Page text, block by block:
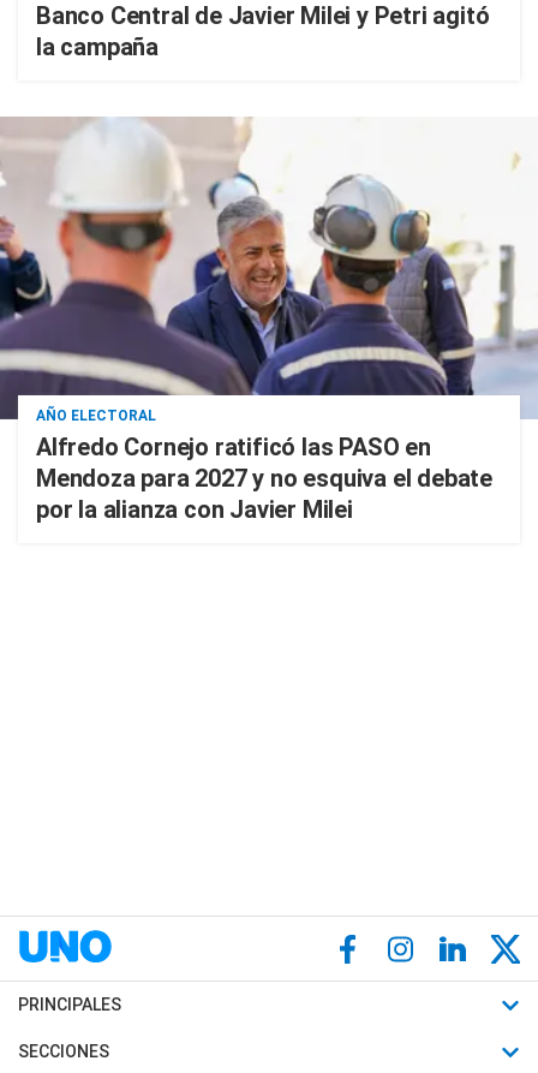
Banco Central de Javier Milei y Petri agitó
la campaña
AÑO ELECTORAL
Alfredo Cornejo ratificó las PASO en
Mendoza para 2027 y no esquiva el debate
por la alianza con Javier Milei
PRINCIPALES
Últimas Noticias
SECCIONES